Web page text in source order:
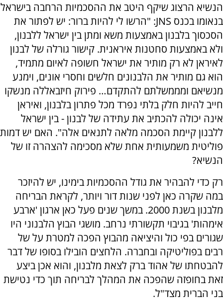
הנשיא הרצוג שיקף היטב את ההסכמיות הרחבה בישראל
בנאומו בכנס JNS: "הרשו לי להיות ברור: יש לפתור את
הסכסוך בלבנון באמצעות משא ומתן בין ישראל ללבנון,
ולא באמצעות סחטנות איראנית. קישור גורלה של לבנון
לאיראן לא רק מותיר את ישראל חשופה לאיום מתמיד,
הוא גם מותיר את הלבנונים חלשים וחסרי אונים, וימנע
מנשיאם ומממשלתם להתקדם… פירוק חיזבאללה מנשקו
חייב להיות חלק בלתי נפרד מכל פתרון בלבנון, ואיראן
אינה יכולה להכתיב את עתידה של לבנון - בין ישראל
ללבנון קיימת הסכמה מלאה לתנאים אלה". האם יש דמות
פוליטית משמעותית אחת שלא מסכימה להצהרה זו של
הנשיא?
רק כדי להבהיר את גודל ההסכמיות בימינו, יש להיזכר
במה שקרה כאן לפני שנות דור ויותר, לקראת הבריחה
מלבנון בשנת 2000. במשך שנים פעל כאן ארגון 'ארבע
אימהות' בגיבוי תקשורתי נרחב. מושגי הבוץ הלבנוני היו
שגורים בפי כול והיציאה מהבוץ הפכה למטרת על של
רבים בפוליטיקה ובחברה. הלחצים הובילו בסופו של דבר
להבטחתו של אהוד ברק לצאת מלבנון, והוא אכן ביצע
זאת בחופזה שהפכה את המהלך לבריחה תוך כדי נטישת
בני הברית מצד"ל.